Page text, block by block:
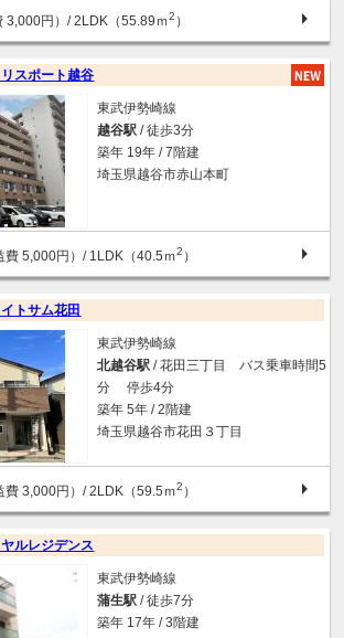
3,000円）/ 2LDK（55.89ｍ2 ）
スポート越谷
東武伊勢崎線
越谷駅 / 徒歩3分
築年 19年 / 7階建
埼玉県越谷市赤山本町
費 5,000円）/ 1LDK（40.5ｍ2 ）
トサム花田
東武伊勢崎線
北越谷駅 / 花田三丁目 バス乗車時間5
分 停歩4分
築年 5年 / 2階建
埼玉県越谷市花田３丁目
費 3,000円）/ 2LDK（59.5ｍ2 ）
ルレジデンス
東武伊勢崎線
蒲生駅 / 徒歩7分
築年 17年 / 3階建